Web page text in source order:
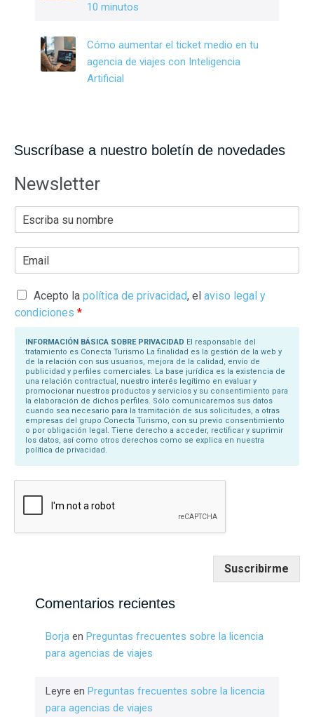
10 minutos
Cómo aumentar el ticket medio en tu
agencia de viajes con Inteligencia
Artificial
Suscríbase a nuestro boletín de novedades
Newsletter
c
a
u
o
m
a
Acepto la política de privacidad, el aviso legal y
condiciones *
INFORMACIÓN BÁSICA SOBRE PRIVACIDAD El responsable del
tratamiento es Conecta Turismo La finalidad es la gestión de la web y
de la relación con sus usuarios, mejora de la calidad, envío de
publicidad y perfiles comerciales. La base jurídica es la existencia de
una relación contractual, nuestro interés legítimo en evaluar y
promocionar nuestros productos y servicios y su consentimiento para
la elaboración de dichos perfiles. Sólo comunicaremos sus datos
cuando sea necesario para la tramitación de sus solicitudes, a otras
empresas del grupo Conecta Turismo, con su previo consentimiento
o por obligación legal. Tiene derecho a acceder, rectificar y suprimir
los datos, así como otros derechos como se explica en nuestra
política de privacidad.
Suscribirme
Comentarios recientes
Borja en Preguntas frecuentes sobre la licencia
para agencias de viajes
Leyre en Preguntas frecuentes sobre la licencia
para agencias de viajes